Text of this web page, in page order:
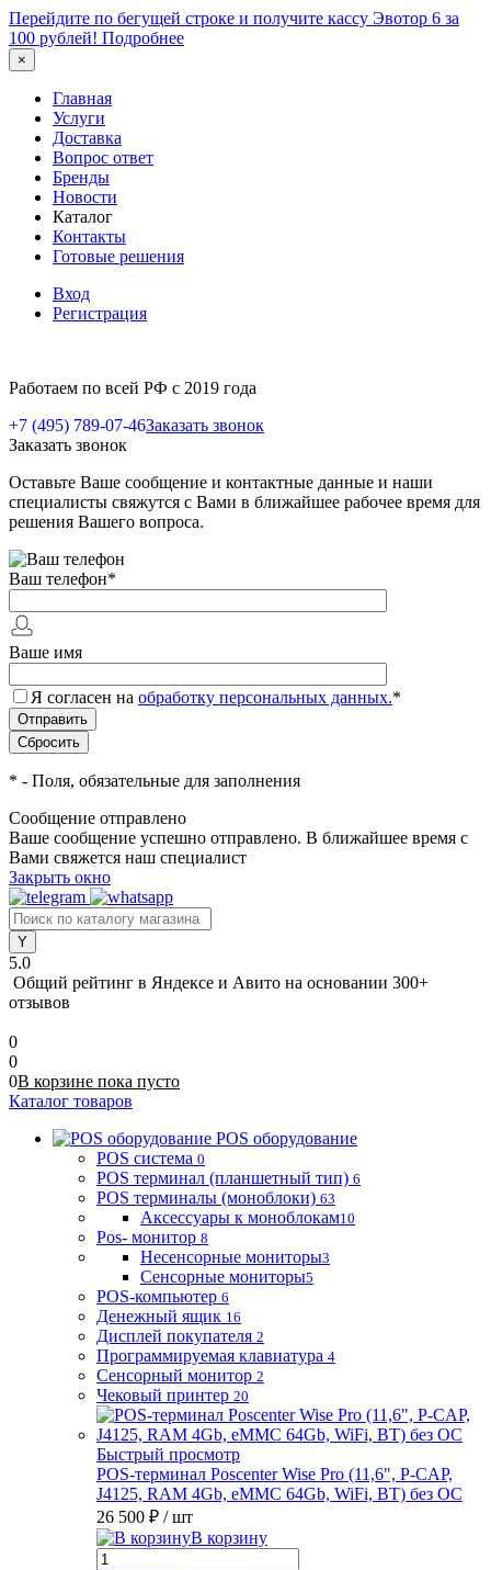
Перейдите по бегущей строке и получите кассу Эвотор 6 за
100 рублей! Подробнее
×
Главная
Услуги
Доставка
Вопрос ответ
Бренды
Новости
Каталог
Контакты
Готовые решения
Вход
Регистрация
Работаем по всей РФ с 2019 года
+7 (495) 789-07-46Заказать звонок
Заказать звонок
Оставьте Ваше сообщение и контактные данные и наши
специалисты свяжутся с Вами в ближайшее рабочее время для
решения Вашего вопроса.
Ваш телефон*
Ваше имя
Я согласен на обработку персональных данных.*
* - Поля, обязательные для заполнения
Сообщение отправлено
Ваше сообщение успешно отправлено. В ближайшее время с
Вами свяжется наш специалист
Закрыть окно
5.0
Общий рейтинг в Яндексе и Авито на основании 300+
отзывов
0
0
0В корзине пока пусто
Каталог товаров
POS оборудование
POS система 0
POS терминал (планшетный тип) 6
POS терминалы (моноблоки) 63
Аксессуары к моноблокам10
Pos- монитор 8
Несенсорные мониторы3
Сенсорные мониторы5
POS-компьютер 6
Денежный ящик 16
Дисплей покупателя 2
Программируемая клавиатура 4
Сенсорный монитор 2
Чековый принтер 20
Быстрый просмотр
POS-терминал Poscenter Wise Pro (11,6", P-CAP,
J4125, RAM 4Gb, eMMC 64Gb, WiFi, BT) без ОС
26 500 ₽ / шт
В корзину